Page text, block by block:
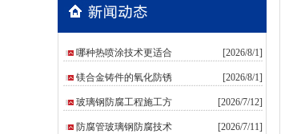
哪种热喷涂技术更适合 [2026/8/1]
镁合金铸件的氧化防锈 [2026/8/1]
玻璃钢防腐工程施工方 [2026/7/12]
防腐管玻璃钢防腐技术 [2026/7/11]